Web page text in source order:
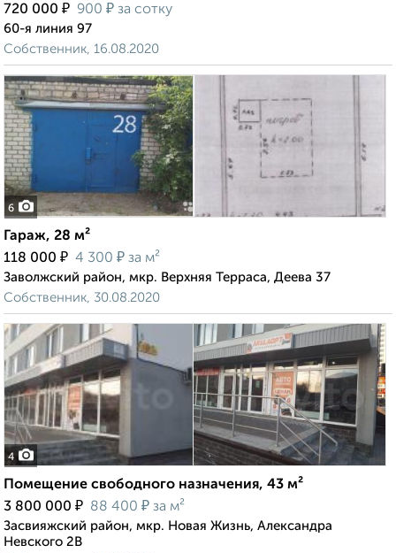
720 000 ₽ 900 ₽ за сотку
60-я линия 97
Собственник, 16.08.2020
6
Гараж, 28 м²
118 000 ₽ 4 300 ₽ за м²
Заволжский район, мкр. Верхняя Терраса, Деева 37
Собственник, 30.08.2020
4
Помещение свободного назначения, 43 м²
3 800 000 ₽ 88 400 ₽ за м²
Засвияжский район, мкр. Новая Жизнь, Александра
Невского 2В